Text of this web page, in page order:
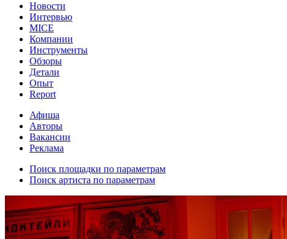
Новости
Интервью
MICE
Компании
Инструменты
Обзоры
Детали
Опыт
Report
Афиша
Авторы
Вакансии
Реклама
Поиск площадки по параметрам
Поиск артиста по параметрам